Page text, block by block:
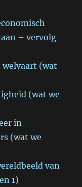
– vervolg
(wat
(wat we
in
(wat we
van
1)